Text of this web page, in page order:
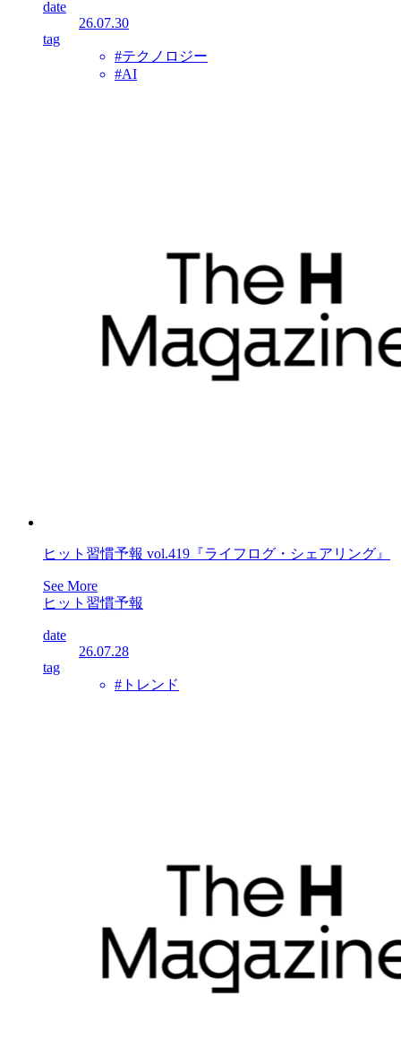
date
26.07.30
tag
#テクノロジー
#AI
ヒット習慣予報 vol.419『ライフログ・シェアリング』
See More
ヒット習慣予報
date
26.07.28
tag
#トレンド